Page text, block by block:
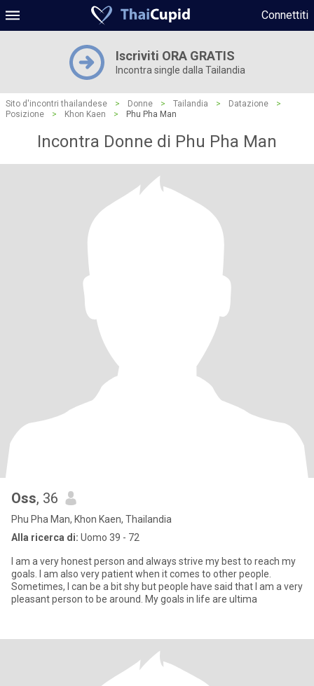
Connettiti
Iscriviti ORA GRATIS
Incontra single dalla Tailandia
Sito d'incontri thailandese > Donne > Tailandia > Datazione
>
Posizione
> Khon Kaen > Phu Pha Man
Incontra Donne di Phu Pha Man
Oss, 36
Phu Pha Man, Khon Kaen, Thailandia
Alla ricerca di: Uomo 39 - 72
I am a very honest person and always strive my best to reach my
goals. I am also very patient when it comes to other people.
Sometimes, I can be a bit shy but people have said that I am a very
pleasant person to be around. My goals in life are ultima